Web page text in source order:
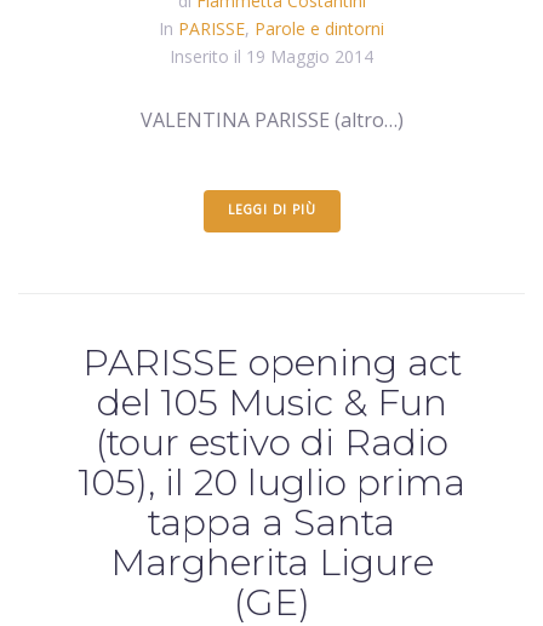
In PARISSE, Parole e dintorni
Inserito il 19 Maggio 2014
VALENTINA PARISSE (altro…)
LEGGI DI PIÙ
PARISSE opening act
del 105 Music & Fun
(tour estivo di Radio
105), il 20 luglio prima
tappa a Santa
Margherita Ligure
(GE)